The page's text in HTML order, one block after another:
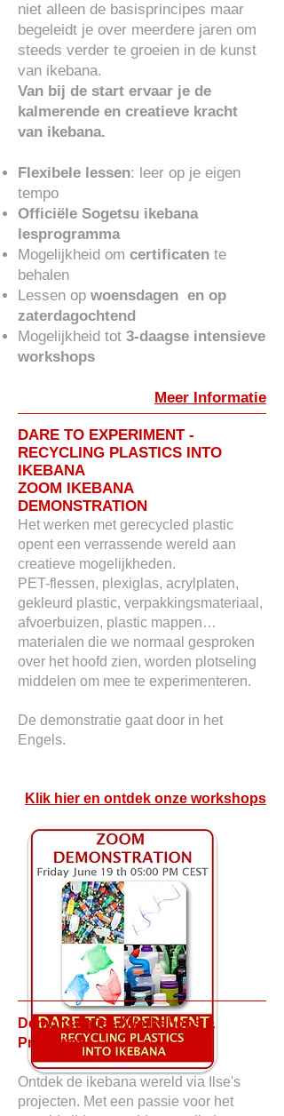
niet alleen de basisprincipes maar
begeleidt je over meerdere jaren om
steeds verder te groeien in de kunst
van ikebana.
Van bij de start ervaar je de
kalmerende en creatieve kracht
van ikebana.
Flexibele lessen: leer op je eigen
tempo
Officiële Sogetsu ikebana
lesprogramma
Mogelijkheid om certificaten te
behalen
Lessen op woensdagen en op
zaterdagochtend
Mogelijkheid tot 3-daagse intensieve
workshops
Meer Informatie
DARE TO EXPERIMENT -
RECYCLING PLASTICS INTO
IKEBANA
ZOOM IKEBANA
DEMONSTRATION
Het werken met gerecycled plastic
opent een verrassende wereld aan
creatieve mogelijkheden.
PET-flessen, plexiglas, acrylplaten,
gekleurd plastic, verpakkingsmateriaal,
afvoerbuizen, plastic mappen…
materialen die we normaal gesproken
over het hoofd zien, worden plotseling
middelen om mee te experimenteren.
De demonstratie gaat door in het
Engels.
Klik hier en ontdek onze workshops
Demonstraties, Workshops &
Projecten
Ontdek de ikebana wereld via Ilse's
projecten. Met een passie voor het